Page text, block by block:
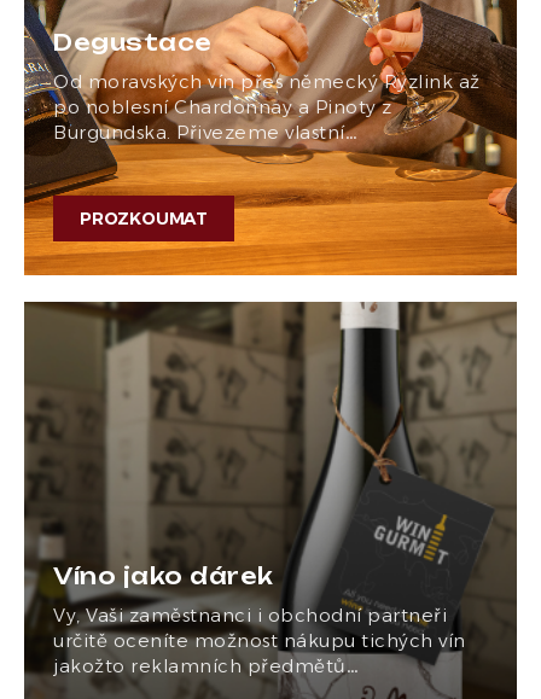
Degustace
Od moravských vín přes německý Ryzlink až
po noblesní Chardonnay a Pinoty z
Burgundska. Přivezeme vlastní…
PROZKOUMAT
Víno jako dárek
Vy, Vaši zaměstnanci i obchodní partneři
určitě oceníte možnost nákupu tichých vín
jakožto reklamních předmětů…